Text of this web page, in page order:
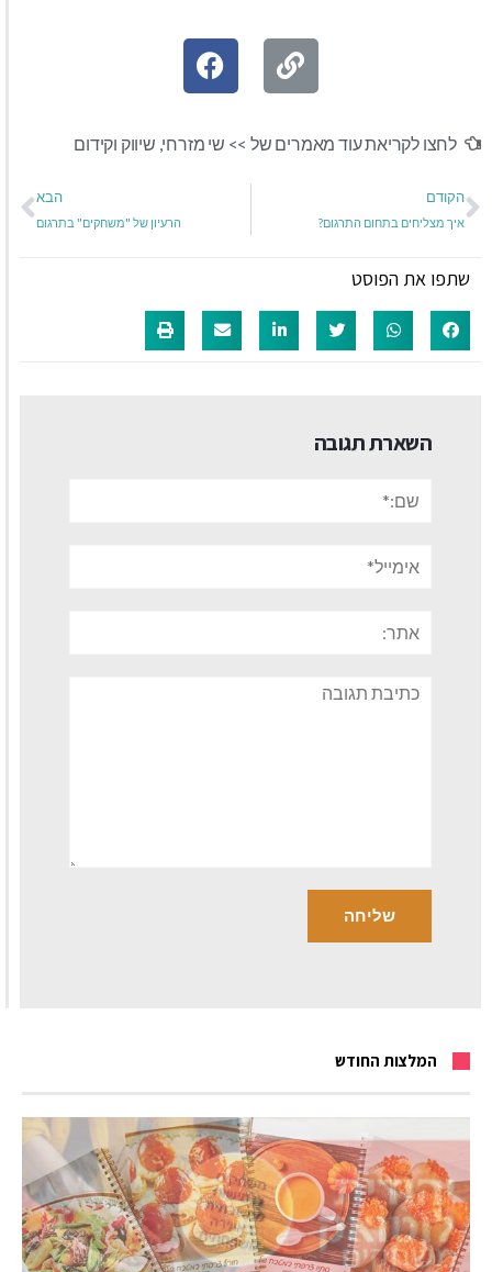
לחצו לקריאת עוד מאמרים של >> שי מזרחי, שיווק וקידום
הקודם
איך מצליחים בתחום התרגום?
הבא
הרעיון של "משחקים" בתרגום
שתפו את הפוסט
השארת תגובה
תגובה
המלצות החודש